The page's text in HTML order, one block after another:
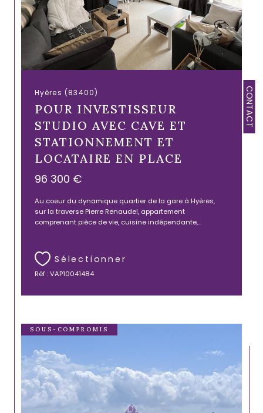
CONTACT
Hyères (83400)
POUR INVESTISSEUR
STUDIO AVEC CAVE ET
STATIONNEMENT ET
LOCATAIRE EN PLACE
96 300 €
Au coeur du dynamique quartier de la gare à Hyères,
sur la traverse Pierre Renaudel, appartement
comprenant pièce de vie, cuisine indépendante,...
Sélectionner
Réf : VAP10041484
SOUS-COMPROMIS